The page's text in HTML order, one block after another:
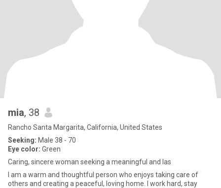
mia, 38
Rancho Santa Margarita, California, United States
Seeking: Male 38 - 70
Eye color: Green
Caring, sincere woman seeking a meaningful and las
I am a warm and thoughtful person who enjoys taking care of
others and creating a peaceful, loving home. I work hard, stay